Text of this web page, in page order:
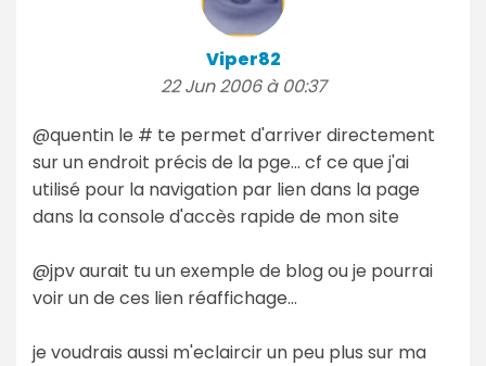
Viper82
22 Jun 2006 à 00:37
@quentin le # te permet d'arriver directement
sur un endroit précis de la pge... cf ce que j'ai
utilisé pour la navigation par lien dans la page
dans la console d'accès rapide de mon site
@jpv aurait tu un exemple de blog ou je pourrai
voir un de ces lien réaffichage...
je voudrais aussi m'eclaircir un peu plus sur ma